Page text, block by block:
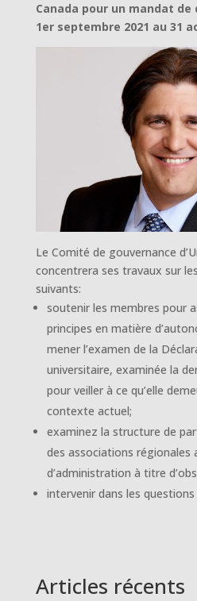
Canada pour un mandat
1er septembre 2021 au 31
Le Comité de gouvernance
concentrera ses travaux sur
suivants:
soutenir les membres pour
principes en matière
mener l’examen de la
universitaire, examinée la
pour veiller à ce qu’elle
contexte actuel;
examinez la structure de
des associations régionales
d’administration à titre
intervenir dans les
Articles récents